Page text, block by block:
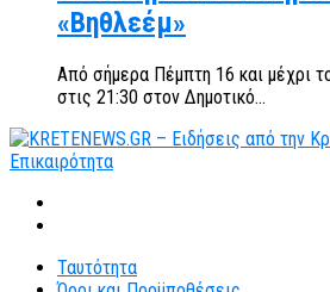
«Βηθλεέμ»
Από σήμερα Πέμπτη 16 και μέχρι
στις 21:30 στον Δημοτικό...
Ταυτότητα